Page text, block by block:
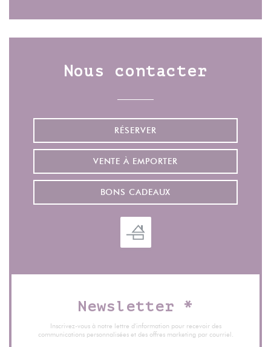
Nous contacter
RÉSERVER
VENTE À EMPORTER
BONS CADEAUX
Newsletter *
Inscrivez-vous à notre lettre d'information pour recevoir des
communications personnalisées et des offres marketing par courriel.